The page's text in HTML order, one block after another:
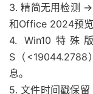
3. 精简无用检测 →
和Office 2024预览
4. Win10特
S（<19044.2788
息。
5. 文件时间戳保